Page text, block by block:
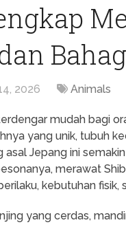
2026 Animals
mudah bagi
yang unik, tubuh
asal Jepang ini
merawat
kebutuhan fisik,
yang cerdas,